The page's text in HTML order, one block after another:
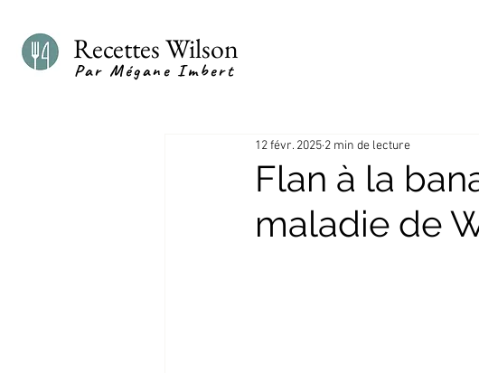
Recettes Wilson
Par Mégane Imbert
Flan à la
maladie de
12 févr. 2025 2 min de lecture